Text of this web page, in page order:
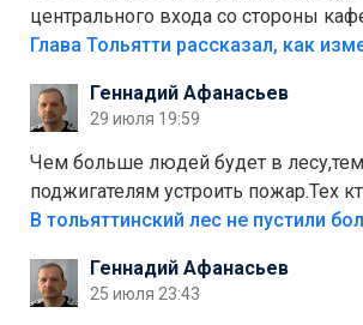
центрального входа со стороны
аттракционам слабо доделать?А
лежала в парке и испортилась.Да
украли.
Геннадий Афанасьев
29 июля 19:59
Чем больше людей будет в
поджигателям устроить пожар.Тех
костры,тех надо безбожно
Штрафы мизерные.
Геннадий Афанасьев
25 июля 23:43